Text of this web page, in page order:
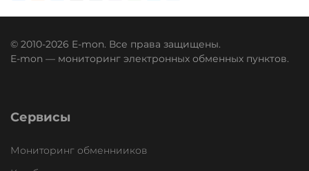
© 2010-2026 E-mon. Все права защищены.
E-mon — мониторинг электронных обменных пунктов.
Сервисы
Мониторинг обменнииков